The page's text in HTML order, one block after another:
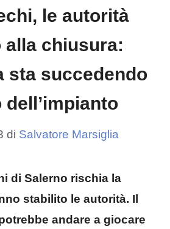
le autorità
alla chiusura:
sta succedendo
dell’impianto
di Salvatore Marsiglia
di Salerno rischia la
stabilito le autorità. Il
andare a giocare